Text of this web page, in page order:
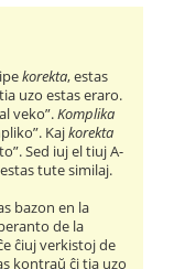
korekta, estas
uzo estas eraro.
veko”.Komplika
Kajkorekta
Sed iuj el tiuj A-
tute similaj.
bazon en la
de la
ĉiuj verkistoj de
kontraŭ ĉi tia uzo